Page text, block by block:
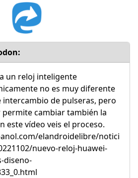
un reloj inteligente
no es muy diferente
intercambio de pulseras, pero
permite cambiar también la
este vídeo veis el proceso.
elandroidelibre/notici
nuevo-reloj-huawei-
diseno-